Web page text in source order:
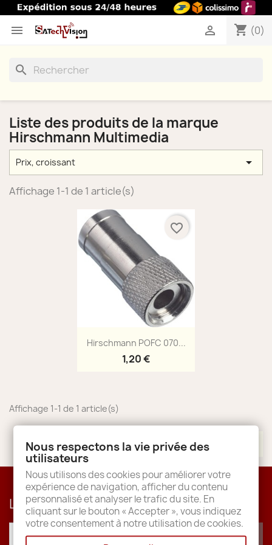
 shopping_cart (0)

search
Liste des produits de la marque
Hirschmann Multimedia
Prix, croissant 
Affichage 1-1 de 1 article(s)
Aperçu rapide
Hirschmann POFC 070...
1,20 €
favorite_border
Affichage 1-1 de 1 article(s)
Retour en haut
Lettre d'informations
Nous respectons la vie privée des
utilisateurs
Nous utilisons des cookies pour améliorer votre
expérience de navigation, afficher du contenu
personnalisé et analyser le trafic du site. En
cliquant sur le bouton « Accepter », vous indiquez
votre consentement à notre utilisation de cookies.